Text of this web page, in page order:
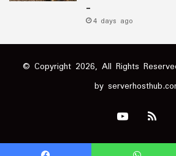
–
4 days ago
© Copyright 2026, All Rights
by
YouTube
RSS